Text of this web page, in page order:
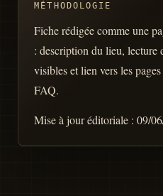
MÉTHODOLOGIE
Fiche rédigée comme une
: description du lieu, lecture
visibles et lien vers les
FAQ.
Mise à jour éditoriale :09/